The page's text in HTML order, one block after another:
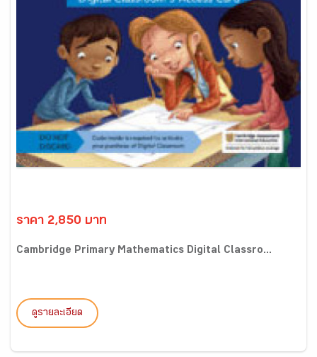
ราคา 2,850 บาท
Cambridge Primary Mathematics Digital Classro...
ดูรายละเอียด